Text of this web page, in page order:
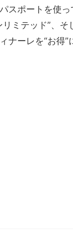
スポートを使
リミテッド”、
ナーレを“お得”